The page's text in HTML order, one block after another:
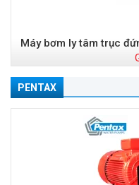
Máy bơm ly tâm trục
PENTAX